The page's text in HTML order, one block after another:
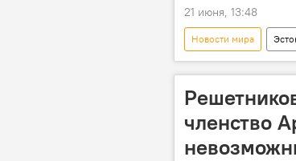
21 июня, 13:48
Новости мира
членство